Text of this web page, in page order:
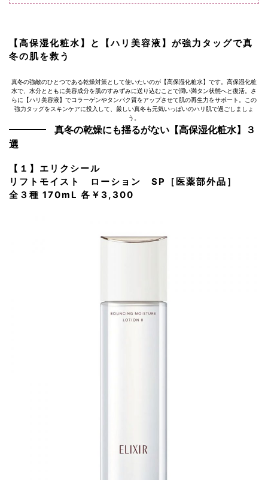
【高保湿化粧水】と【ハリ美容液】が強力タッグで真
冬の肌を救う
真冬の強敵のひとつである乾燥対策として使いたいのが【高保湿化粧水】です。高保湿化粧
水で、水分とともに美容成分を肌のすみずみに送り込むことで潤い満タン状態へと復活。さ
らに【ハリ美容液】でコラーゲンやタンパク質をアップさせて肌の再生力をサポート。この
強力タッグをスキンケアに投入して、厳しい真冬も元気いっぱいのハリ肌で過ごしましょ
う。
真冬の乾燥にも揺るがない【高保湿化粧水】３
選
【１】エリクシール
リフトモイスト ローション SP［医薬部外品］
全３種 170mL 各￥3,300